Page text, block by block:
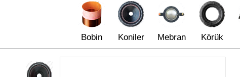
Bobin Koniler Mebran Körük